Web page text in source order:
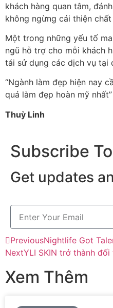
khách hàng quan tâm,
không ngừng cải thiện
Một trong những yếu tố
ngũ hỗ trợ cho mỗi khách
tái sử dụng các dịch vụ tại
“Ngành làm đẹp hiện nay
quả làm đẹp hoàn mỹ
Thuỳ Linh
Subscribe
Get updates
PreviousNightlife Got
NextYLI SKIN trở thành
Xem Thêm